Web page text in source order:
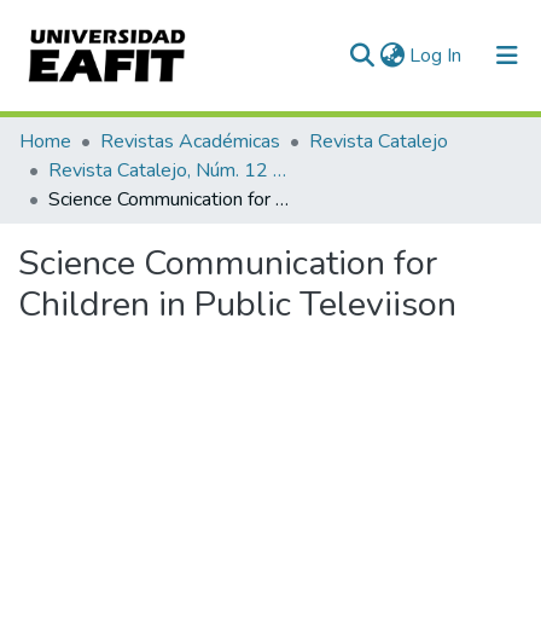
Log In (current)
Communities & Collections
All of DSpace
Home Revistas Académicas
Revista Catalejo
Revista Catalejo, Núm. 12 (2019)
Science Communication for Children in Public Televiison
Science Communication for
Children in Public Televiison